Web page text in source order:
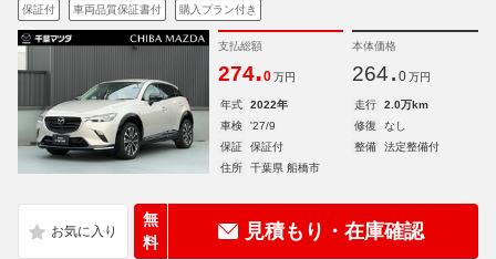
保証付 車両品質保証書付 購入プラン付き
支払総額
274.0 万円
本体価格
264. 0 万円
年式 2022年 走行
2.0万km
車検
'27/9 修復
なし
保証
保証付 整備
法定整備付
住所
千葉県 船橋市
無
料
見積もり・在庫確認